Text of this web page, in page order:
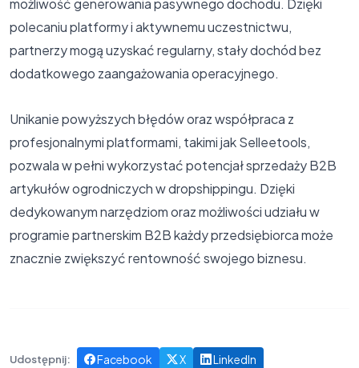
polecaniu platformy i aktywnemu uczestnictwu,
partnerzy mogą uzyskać regularny, stały dochód bez
dodatkowego zaangażowania operacyjnego.
Unikanie powyższych błędów oraz współpraca z
profesjonalnymi platformami, takimi jak Selleetools,
pozwala w pełni wykorzystać potencjał sprzedaży B2B
artykułów ogrodniczych w dropshippingu. Dzięki
dedykowanym narzędziom oraz możliwości udziału w
programie partnerskim B2B każdy przedsiębiorca może
znacznie zwiększyć rentowność swojego biznesu.
Udostępnij: Facebook X LinkedIn